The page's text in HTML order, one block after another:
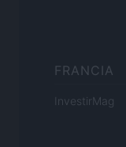
FRANCIA
InvestirMag